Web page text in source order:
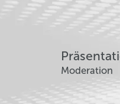
Moderation